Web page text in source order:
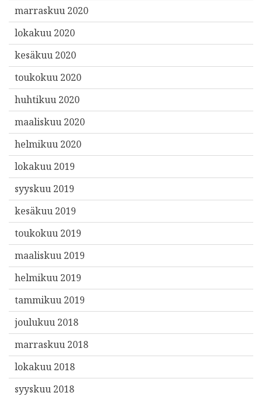
marraskuu 2020
lokakuu 2020
kesäkuu 2020
toukokuu 2020
huhtikuu 2020
maaliskuu 2020
helmikuu 2020
lokakuu 2019
syyskuu 2019
kesäkuu 2019
toukokuu 2019
maaliskuu 2019
helmikuu 2019
tammikuu 2019
joulukuu 2018
marraskuu 2018
lokakuu 2018
syyskuu 2018